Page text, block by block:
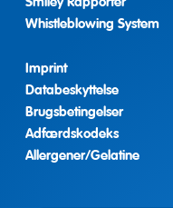
Whistleblowing System
Imprint
Databeskyttelse
Brugsbetingelser
Adfærdskodeks
Allergener/Gelatine